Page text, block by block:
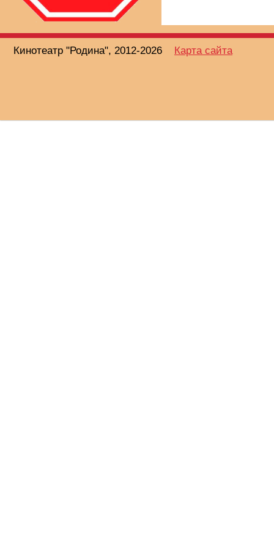
Кинотеатр "Родина", 2012-2026 Карта сайта